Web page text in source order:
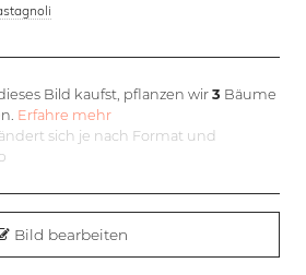
Bild kaufst, pflanzen wir3 Bäume
Erfahre mehr
sich je nach Format und
Bild bearbeiten